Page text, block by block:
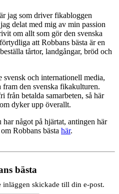
jag som driver fikabloggen
delat med mig av min passion
om allt som gör den svenska
att Robbans bästa är en
tårtor, landgångar, bröd och
och internationell media,
den svenska fikakulturen.
från betalda samarbeten, så här
dyker upp överallt.
något på hjärtat, antingen här
Robbans bästa här.
bästa
inläggen skickade till din e-post.